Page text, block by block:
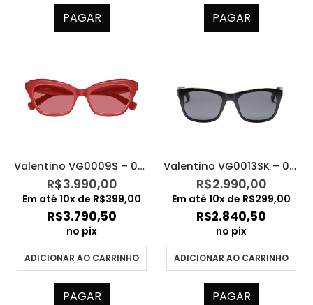
PAGAR PAGAR
Valentino VG0009S – 004
R$3.990,00
Em até 10x de R$399,00
R$3.790,50
no pix
ADICIONAR AO CARRINHO
PAGAR
Valentino VG0013SK – 001
R$2.990,00
Em até 10x de R$299,00
R$2.840,50
no pix
ADICIONAR AO CARRINHO
PAGAR